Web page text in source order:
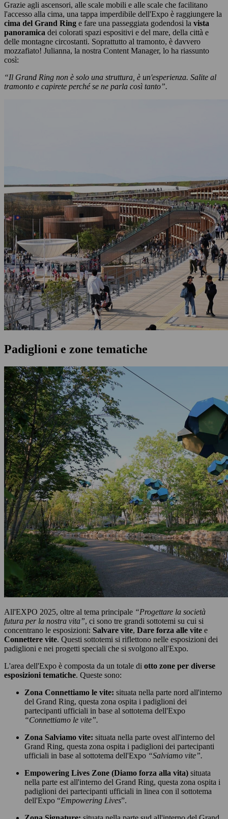
Grazie agli ascensori, alle scale mobili e alle scale che facilitano
l'accesso alla cima, una tappa imperdibile dell'Expo è raggiungere la
cima del Grand Ring e fare una passeggiata godendosi la vista
panoramica dei colorati spazi espositivi e del mare, della città e
delle montagne circostanti. Soprattutto al tramonto, è davvero
mozzafiato! Julianna, la nostra Content Manager, lo ha riassunto
così:
“Il Grand Ring non è solo una struttura, è un'esperienza. Salite al
tramonto e capirete perché se ne parla così tanto”.
Padiglioni e zone tematiche
All'EXPO 2025, oltre al tema principale “Progettare la società
futura per la nostra vita”, ci sono tre grandi sottotemi su cui si
concentrano le esposizioni: Salvare vite, Dare forza alle vite e
Connettere vite. Questi sottotemi si riflettono nelle esposizioni dei
padiglioni e nei progetti speciali che si svolgono all'Expo.
L'area dell'Expo è composta da un totale di otto zone per diverse
esposizioni tematiche. Queste sono:
Zona Connettiamo le vite: situata nella parte nord all'interno
del Grand Ring, questa zona ospita i padiglioni dei
partecipanti ufficiali in base al sottotema dell'Expo
“Connettiamo le vite”.
Zona Salviamo vite: situata nella parte ovest all'interno del
Grand Ring, questa zona ospita i padiglioni dei partecipanti
ufficiali in base al sottotema dell'Expo “Salviamo vite”.
Empowering Lives Zone (Diamo forza alla vita) situata
nella parte est all'interno del Grand Ring, questa zona ospita i
padiglioni dei partecipanti ufficiali in linea con il sottotema
dell'Expo “Empowering Lives”.